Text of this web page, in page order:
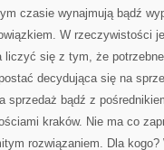
czasie wynajmują bądź
W rzeczywistości
się z tym, że
decydująca się na
sprzedaż bądź z
kraków. Nie ma co
rozwiązaniem. Dla